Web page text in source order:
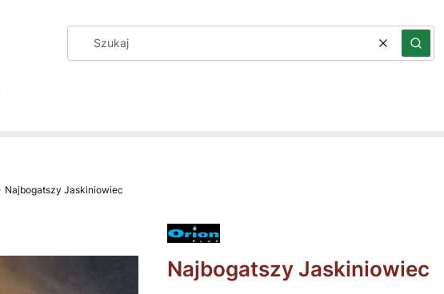
WyczyśćSzukaj
Najbogatszy Jaskiniowiec
Najbogatszy Jaskiniowiec